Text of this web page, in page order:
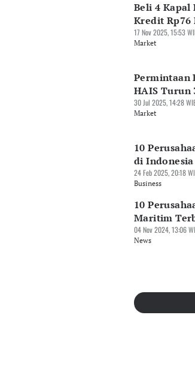
Beli 4 Kapal
Kredit
17 Nov 2025, 15:53
Market
Permintaan
HAIS Turun
30 Jul 2025, 14:28
Market
10
di Indonesia
24 Feb 2025, 20:18
Business
10
Maritim
04 Nov 2024, 13:06
News